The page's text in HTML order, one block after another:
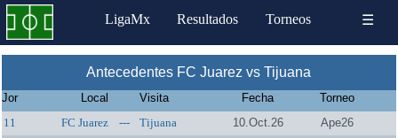
LigaMx Resultados Torneos ☰
Antecedentes FC Juarez vs Tijuana
Jor Local Visita Fecha
Torneo
11
FC Juarez --- Tijuana 10.Oct.26
Ape26